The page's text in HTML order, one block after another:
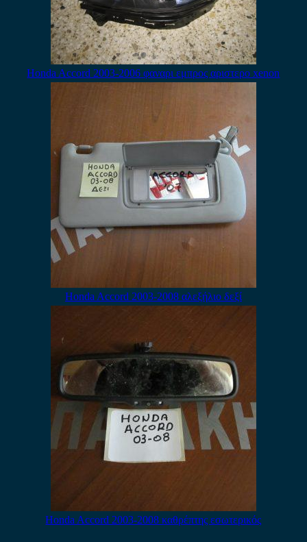
Honda Accord 2003-2006 φαναρι εμπρος αριστερο xenon
Honda Accord 2003-2008 αλεξήλιο δεξί
Honda Accord 2003-2008 καθρέπτης εσωτερικός